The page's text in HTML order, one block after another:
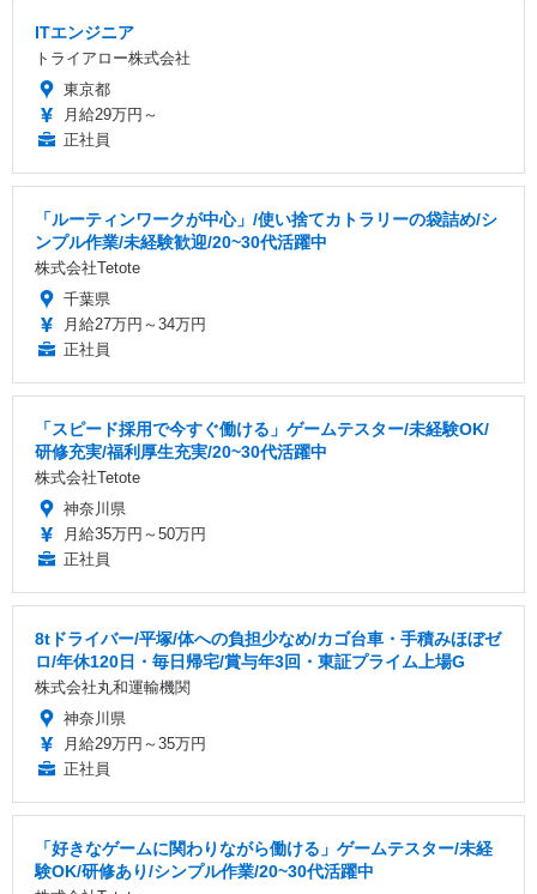
ITエンジニア
トライアロー株式会社
東京都
月給29万円～
正社員
「ルーティンワークが中心」/使い捨てカトラリーの袋詰め/シ
ンプル作業/未経験歓迎/20~30代活躍中
株式会社Tetote
千葉県
月給27万円～34万円
正社員
「スピード採用で今すぐ働ける」ゲームテスター/未経験OK/
研修充実/福利厚生充実/20~30代活躍中
株式会社Tetote
神奈川県
月給35万円～50万円
正社員
8tドライバー/平塚/体への負担少なめ/カゴ台車・手積みほぼゼ
ロ/年休120日・毎日帰宅/賞与年3回・東証プライム上場G
株式会社丸和運輸機関
神奈川県
月給29万円～35万円
正社員
「好きなゲームに関わりながら働ける」ゲームテスター/未経
験OK/研修あり/シンプル作業/20~30代活躍中